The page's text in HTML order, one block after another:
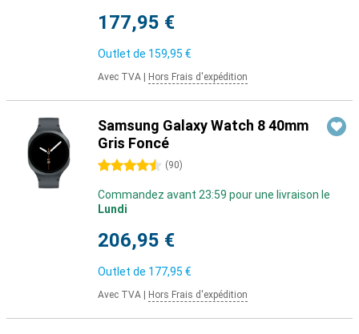
177,95 €
Outlet de 159,95 €
Avec TVA Hors Frais d'expédition
Samsung Galaxy Watch 8 40mm
Gris Foncé
4.5 étoiles (90)
Commandez avant 23:59 pour une livraison le
Lundi
206,95 €
Outlet de 177,95 €
Avec TVA Hors Frais d'expédition